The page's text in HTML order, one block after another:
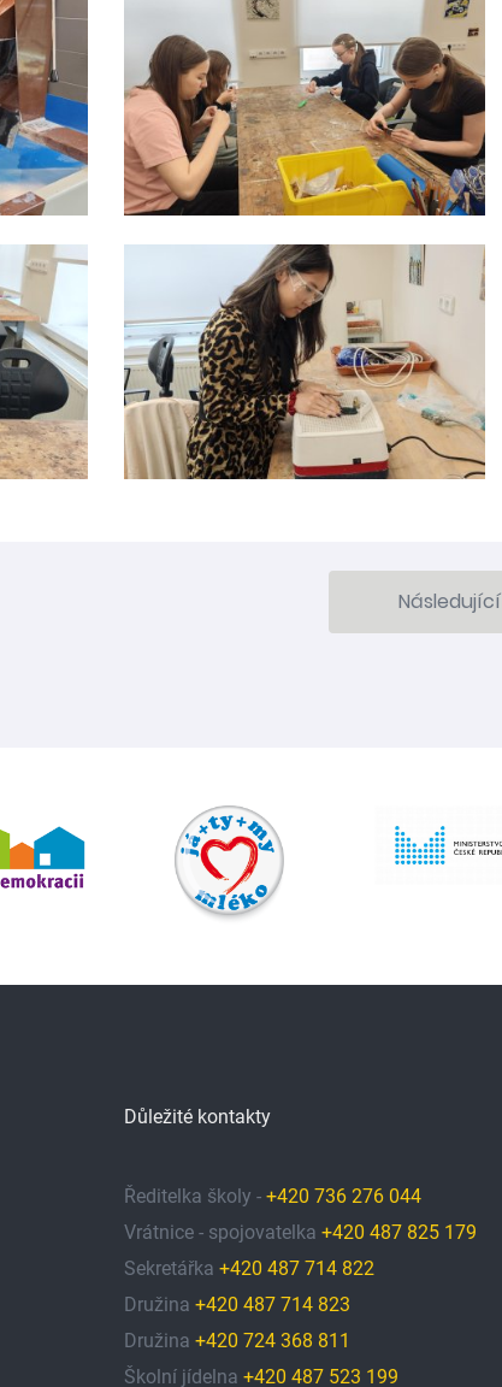
Následující
Důležité kontakty
Ředitelka školy - +420 736 276 044
Vrátnice - spojovatelka +420 487 825 179
Sekretářka +420 487 714 822
Družina +420 487 714 823
Družina +420 724 368 811
Školní jídelna +420 487 523 199